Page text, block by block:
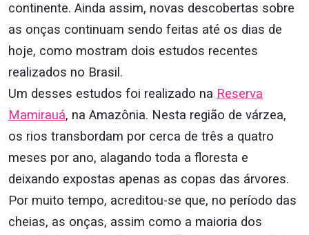
continente. Ainda assim, novas descobertas sobre
as onças continuam sendo feitas até os dias de
hoje, como mostram dois estudos recentes
realizados no Brasil.
Um desses estudos foi realizado na Reserva
Mamirauá, na Amazônia. Nesta região de várzea,
os rios transbordam por cerca de três a quatro
meses por ano, alagando toda a floresta e
deixando expostas apenas as copas das árvores.
Por muito tempo, acreditou-se que, no período das
cheias, as onças, assim como a maioria dos